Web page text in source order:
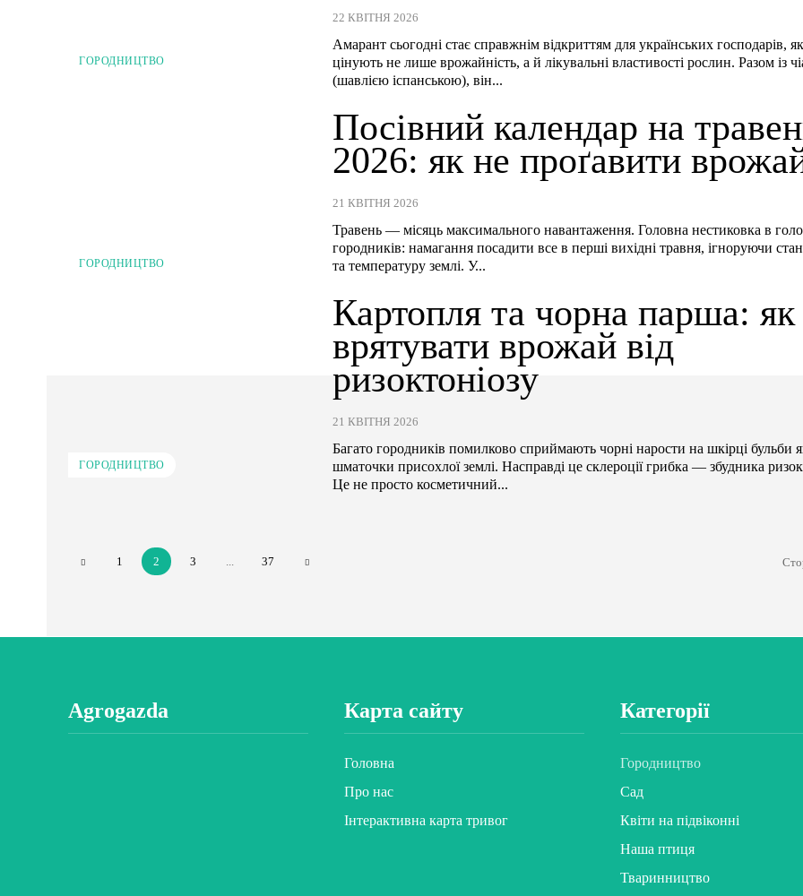
ГОРОДНИЦТВО
22 КВІТНЯ 2026
Амарант сьогодні стає справжнім відкриттям для українських господарів,
цінують не лише врожайність, а й лікувальні властивості рослин. Разом із
(шавлією іспанською), він...
ГОРОДНИЦТВО
Посівний календар на
2026: як не проґавити
21 КВІТНЯ 2026
Травень — місяць максимального навантаження. Головна нестиковка в
городників: намагання посадити все в перші вихідні травня, ігноруючи
та температуру землі. У...
ГОРОДНИЦТВО
Картопля та чорна парша: як
врятувати врожай від
ризоктоніозу
21 КВІТНЯ 2026
Багато городників помилково сприймають чорні нарости на шкірці бульби
шматочки присохлої землі. Насправді це склероції грибка — збудника
Це не просто косметичний...
1 2 3 ... 37
Agrogazda Карта сайту
Головна
Про нас
Інтерактивна карта тривог
Категорії
Городництво
Сад
Квіти на підвіконні
Наша птиця
Тваринництво